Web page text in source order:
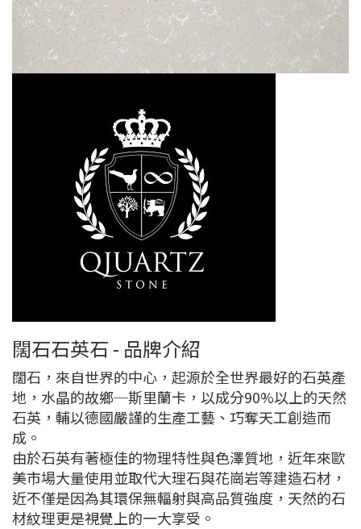
闊石石英石 - 品牌介紹
闊石，來自世界的中心，起源於全世界最好的石英產
地，水晶的故鄉─斯里蘭卡，以成分90%以上的天然
石英，輔以德國嚴謹的生產工藝、巧奪天工創造而
成。
由於石英有著極佳的物理特性與色澤質地，近年來歐
美市場大量使用並取代大理石與花崗岩等建造石材，
近不僅是因為其環保無輻射與高品質強度，天然的石
材紋理更是視覺上的一大享受。